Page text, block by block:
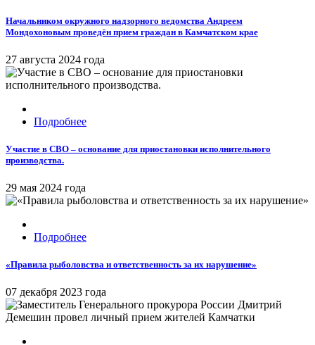
Начальником окружного надзорного ведомства Андреем
Мондохоновым проведён прием граждан в Камчатском крае
27 августа 2024 года
Подробнее
Участие в СВО – основание для приостановки исполнительного
производства.
29 мая 2024 года
Подробнее
«Правила рыболовства и ответственность за их нарушение»
07 декабря 2023 года